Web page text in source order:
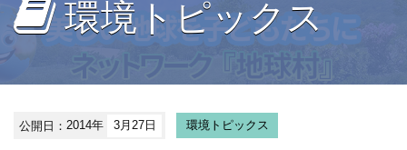
環境トピックス
公開日：2014年 3月27日 環境トピックス